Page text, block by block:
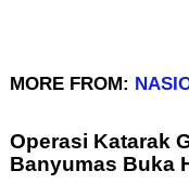
MORE FROM:
Operasi Katarak
Banyumas Buka